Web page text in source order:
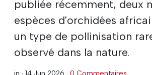
publiée récemment, deux
espèces d'orchidées
un type de pollinisation
observé dans la nature.
in · 14 Jun 2026 · 0 Commentaires